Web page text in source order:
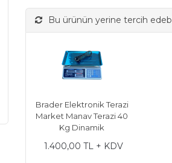
Bu ürünün yerine tercih
Brader Elektronik Terazi
Market Manav Terazi 40
Kg Dinamik
1.400,00 TL + KDV